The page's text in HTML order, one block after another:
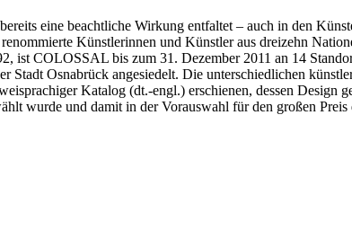
eine beachtliche Wirkung entfaltet – auch in den
Künstlerinnen und Künstler aus dreizehn
ist COLOSSAL bis zum 31. Dezember 2011 an 14
Osnabrück angesiedelt. Die unterschiedlichen
Katalog (dt.-engl.) erschienen, dessen Design
wurde und damit in der Vorauswahl für den großen Preis